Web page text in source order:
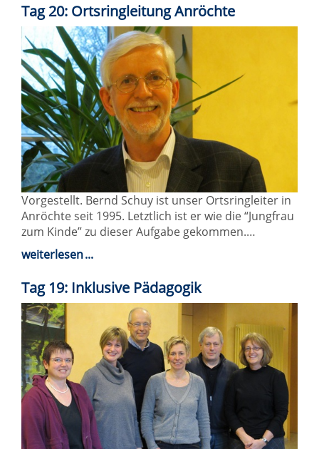
Tag 20: Ortsringleitung Anröchte
Vorgestellt. Bernd Schuy ist unser Ortsringleiter in
Anröchte seit 1995. Letztlich ist er wie die “Jungfrau
zum Kinde” zu dieser Aufgabe gekommen.…
weiterlesen
Tag 19: Inklusive Pädagogik